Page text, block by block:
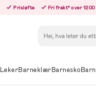
Prisløfte Fri frakt* over 1200
LekerBarneklærBarnesko